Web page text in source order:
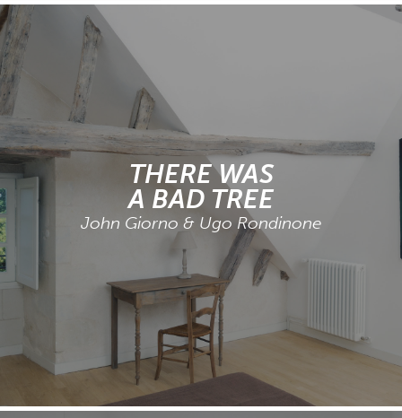
THERE WAS
A BAD TREE
John Giorno & Ugo Rondinone